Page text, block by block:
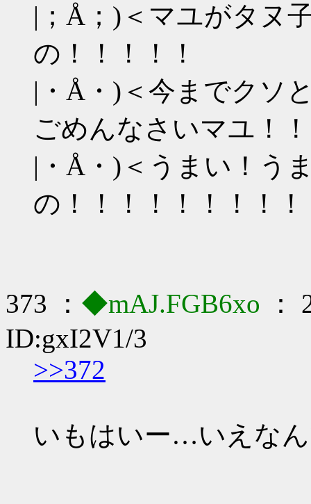
|；Å；)＜マユがタヌ
の！！！！！
|・Å・)＜今までクソ
ごめんなさいマユ！
|・Å・)＜うまい！う
の！！！！！！！！！
373 ： ◆mAJ.FGB6xo ：
ID:gxI2V1/3
>>372
いもはいー…いえな